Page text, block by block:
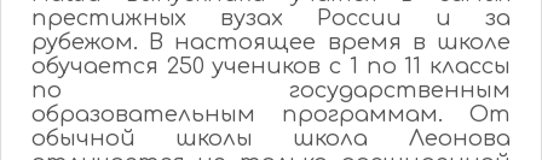
престижных вузах России и за
рубежом. В настоящее время в школе
обучается 250 учеников с 1 по 11 классы
по государственным
образовательным программам. От
обычной школы школа Леонова